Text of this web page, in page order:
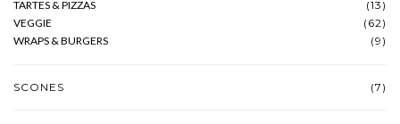
TARTES & PIZZAS
(13)
VEGGIE
(62)
WRAPS & BURGERS
(9)
SCONES (7)